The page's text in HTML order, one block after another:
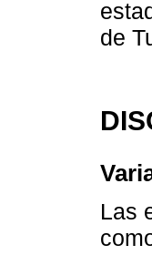
de
Las